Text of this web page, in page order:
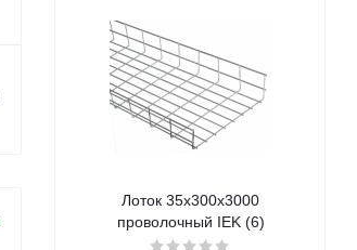
Лоток 35х300х3000
проволочный IEK (6)